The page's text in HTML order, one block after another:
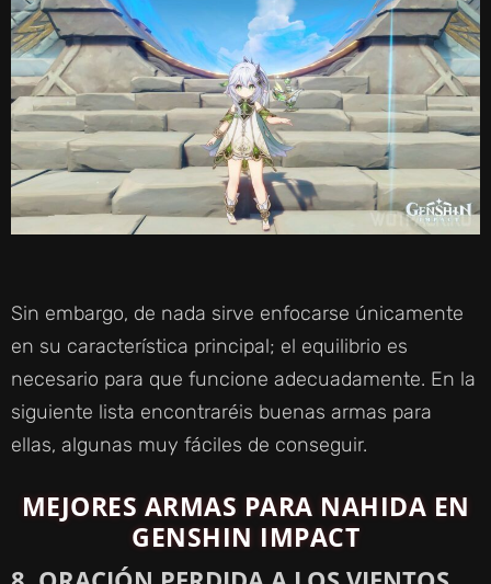
Sin embargo, de nada sirve enfocarse únicamente
en su característica principal; el equilibrio es
necesario para que funcione adecuadamente. En la
siguiente lista encontraréis buenas armas para
ellas, algunas muy fáciles de conseguir.
MEJORES ARMAS PARA NAHIDA EN
GENSHIN IMPACT